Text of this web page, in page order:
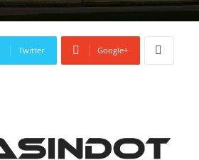
Twitter Google+